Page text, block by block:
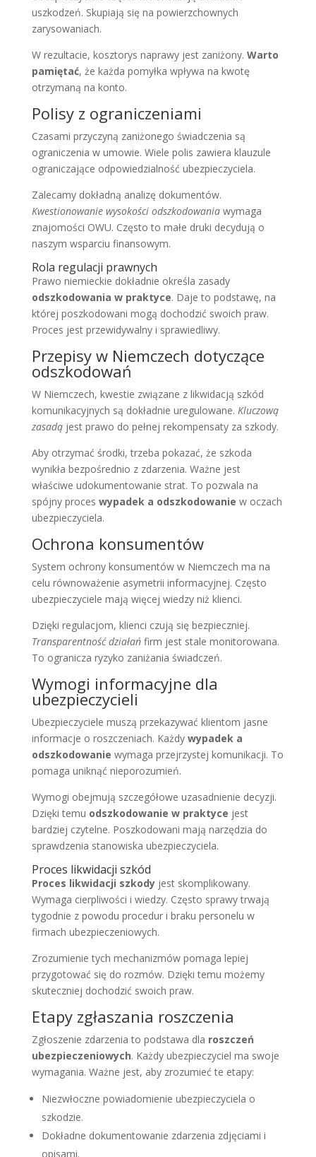
uszkodzeń. Skupiają się na powierzchownych
zarysowaniach.
W rezultacie, kosztorys naprawy jest zaniżony. Warto
pamiętać, że każda pomyłka wpływa na kwotę
otrzymaną na konto.
Polisy z ograniczeniami
Czasami przyczyną zaniżonego świadczenia są
ograniczenia w umowie. Wiele polis zawiera klauzule
ograniczające odpowiedzialność ubezpieczyciela.
Zalecamy dokładną analizę dokumentów.
Kwestionowanie wysokości odszkodowaniawymaga
znajomości OWU. Często to małe druki decydują o
naszym wsparciu finansowym.
Rola regulacji prawnych
Prawo niemieckie dokładnie określa zasady
odszkodowania w praktyce. Daje to podstawę, na
której poszkodowani mogą dochodzić swoich praw.
Proces jest przewidywalny i sprawiedliwy.
Przepisy w Niemczech dotyczące
odszkodowań
W Niemczech, kwestie związane z likwidacją szkód
komunikacyjnych są dokładnie uregulowane. Kluczową
zasadąjest prawo do pełnej rekompensaty za szkody.
Aby otrzymać środki, trzeba pokazać, że szkoda
wynikła bezpośrednio z zdarzenia. Ważne jest
właściwe udokumentowanie strat. To pozwala na
spójny proces wypadek a odszkodowanie w oczach
ubezpieczyciela.
Ochrona konsumentów
System ochrony konsumentów w Niemczech ma na
celu równoważenie asymetrii informacyjnej. Często
ubezpieczyciele mają więcej wiedzy niż klienci.
Dzięki regulacjom, klienci czują się bezpieczniej.
Transparentność działańfirm jest stale monitorowana.
To ogranicza ryzyko zaniżania świadczeń.
Wymogi informacyjne dla
ubezpieczycieli
Ubezpieczyciele muszą przekazywać klientom jasne
informacje o roszczeniach. Każdy wypadek a
odszkodowanie wymaga przejrzystej komunikacji. To
pomaga uniknąć nieporozumień.
Wymogi obejmują szczegółowe uzasadnienie decyzji.
Dzięki temu odszkodowanie w praktyce jest
bardziej czytelne. Poszkodowani mają narzędzia do
sprawdzenia stanowiska ubezpieczyciela.
Proces likwidacji szkód
Proces likwidacji szkodyjest skomplikowany.
Wymaga cierpliwości i wiedzy. Często sprawy trwają
tygodnie z powodu procedur i braku personelu w
firmach ubezpieczeniowych.
Zrozumienie tych mechanizmów pomaga lepiej
przygotować się do rozmów. Dzięki temu możemy
skuteczniej dochodzić swoich praw.
Etapy zgłaszania roszczenia
Zgłoszenie zdarzenia to podstawa dla roszczeń
ubezpieczeniowych. Każdy ubezpieczyciel ma swoje
wymagania. Ważne jest, aby zrozumieć te etapy:
Niezwłoczne powiadomienie ubezpieczyciela o
szkodzie.
Dokładne dokumentowanie zdarzenia zdjęciami i
opisami.